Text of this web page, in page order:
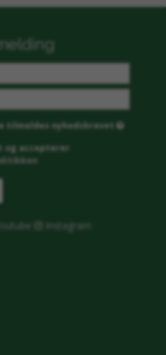
tilmeldes nyhedsbrevet
og accepterer
Youtube Instagram